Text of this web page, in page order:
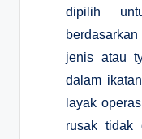
dipilih
jenis atau
dalam
layak
rusak tidak